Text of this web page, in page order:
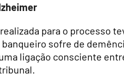
para o processo
sofre de
ligação consciente